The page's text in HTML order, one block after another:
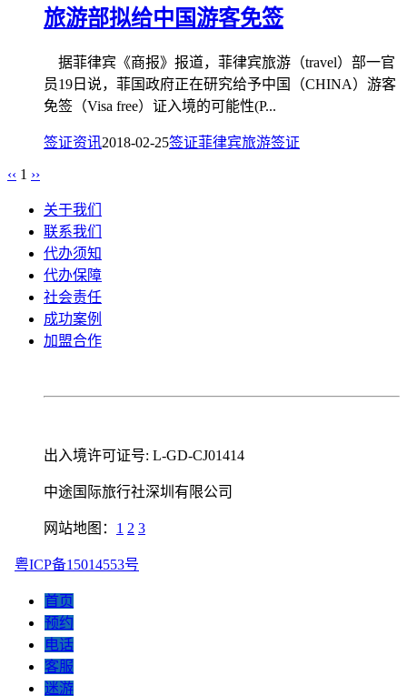
旅游部拟给中国游客免签
据菲律宾《商报》报道，菲律宾旅游（travel）部一官
员19日说，菲国政府正在研究给予中国（CHINA）游客
免签（Visa free）证入境的可能性(P...
签证资讯2018-02-25签证菲律宾旅游签证
‹‹ 1 ››
关于我们
联系我们
代办须知
代办保障
社会责任
成功案例
加盟合作
出入境许可证号: L-GD-CJ01414
中途国际旅行社深圳有限公司
网站地图： 1 2 3
粤ICP备15014553号
首页
预约
电话
客服
迷游